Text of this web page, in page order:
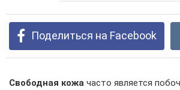
Поделиться на Facebook
Свободная кожа часто является